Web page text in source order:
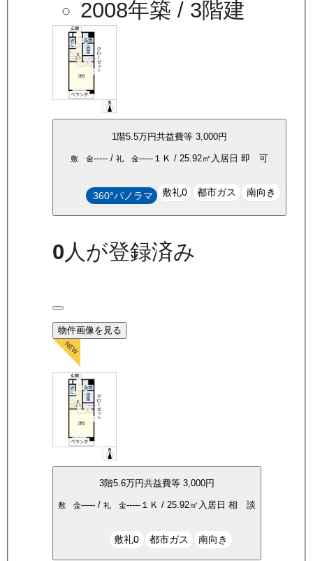
2008年築 / 3階建
1階5.5万円共益費等 3,000円
敷 金----- / 礼 金----- １Ｋ / 25.92㎡ 入居日 即 可
360°パノラマ 敷礼0 都市ガス 南向き
0 人が登録済み
物件画像を見る
3階5.6万円共益費等3,000円
敷 金----- /礼 金----- １Ｋ /25.92㎡ 入居日相 談
敷礼0 都市ガス 南向き